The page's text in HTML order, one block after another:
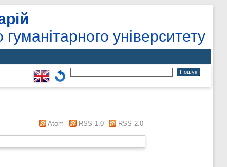
університету
Atom RSS 1.0 RSS 2.0